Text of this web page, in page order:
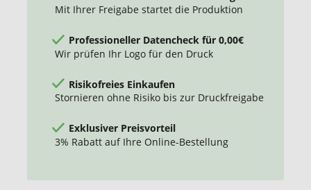
Mit Ihrer Freigabe startet die Produktion
Professioneller Datencheck für 0,00€
Wir prüfen Ihr Logo für den Druck
Risikofreies Einkaufen
Stornieren ohne Risiko bis zur Druckfreigabe
Exklusiver Preisvorteil
3% Rabatt auf Ihre Online-Bestellung